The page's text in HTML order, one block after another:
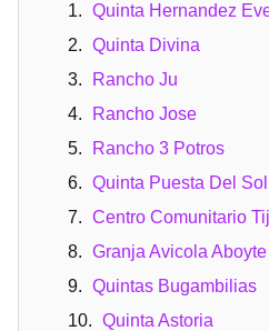
Quinta Hernandez
Quinta Divina
Rancho Ju
Rancho Jose
Rancho 3 Potros
Quinta Puesta Del Sol
Centro Comunitario
Granja Avicola Aboyte
Quintas Bugambilias
Quinta Astoria